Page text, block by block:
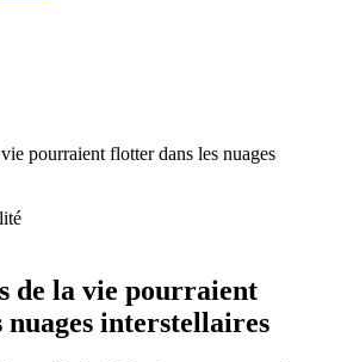
de la vie pourraient
​​interstellaires